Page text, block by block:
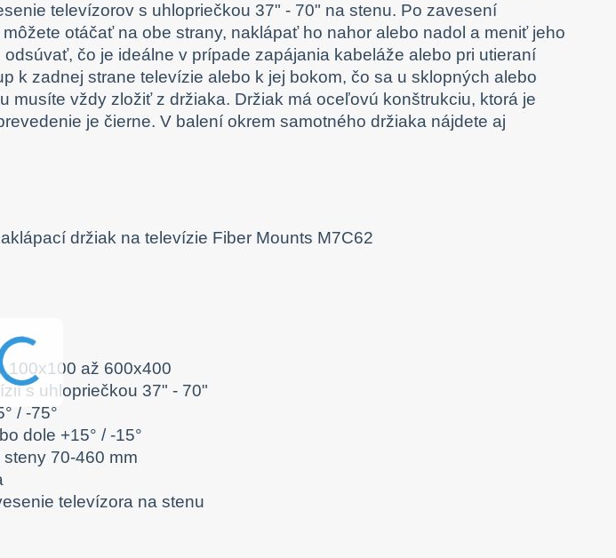
televízorov s uhlopriečkou 37" - 70" na stenu. Po zavesení
otáčať na obe strany, naklápať ho nahor alebo nadol a meniť jeho
čo je ideálne v prípade zapájania kabeláže alebo pri utieraní
k zadnej strane televízie alebo k jej bokom, čo sa u sklopných alebo
musíte vždy zložiť z držiaka. Držiak má oceľovú konštrukciu, ktorá je
je čierne. V balení okrem samotného držiaka nájdete aj
100x100 až 600x400
s uhlopriečkou 37" - 70"
/ -75°
dole +15° / -15°
70-460 mm
televízora na stenu